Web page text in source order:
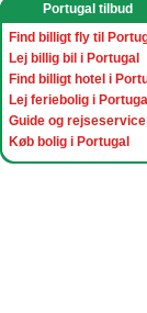
Portugal tilbud
Find billigt fly til
Lej billig bil i Portugal
Find billigt hotel i
Lej feriebolig i Portugal
Guide og rejseservice
Køb bolig i Portugal